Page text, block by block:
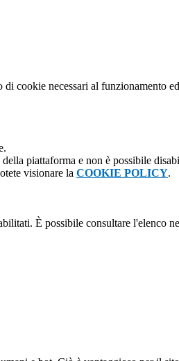
cookie necessari al funzionamento
piattaforma e non è possibile
visionare la COOKIE POLICY.
È possibile consultare l'elenco